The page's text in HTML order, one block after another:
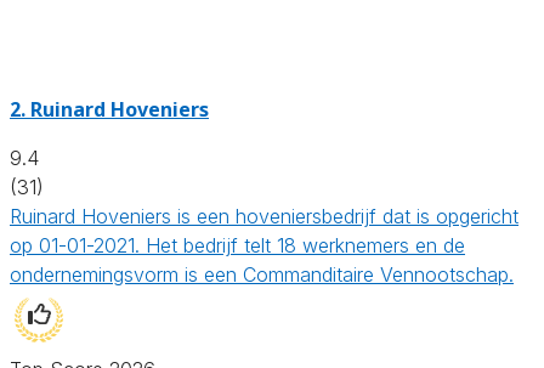
2. Ruinard Hoveniers
9.4
(31)
Ruinard Hoveniers is een hoveniersbedrijf dat is opgericht
op 01-01-2021. Het bedrijf telt 18 werknemers en de
ondernemingsvorm is een Commanditaire Vennootschap.